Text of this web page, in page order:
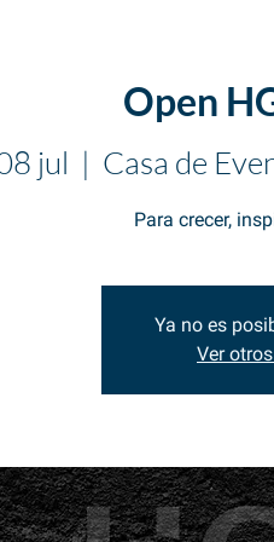
Open
jul
  |
Casa de
Para crecer,
Ya no es
Ver